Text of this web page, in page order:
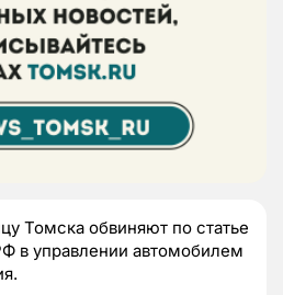
Томска обвиняют по статье
в управлении автомобилем